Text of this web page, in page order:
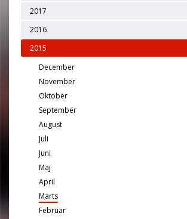
2017
2016
2015
December
November
Oktober
September
August
Juli
Juni
Maj
April
Marts
Februar